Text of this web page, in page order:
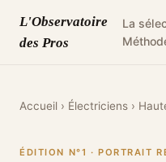
L'Observatoire
des Pros
La
Accueil › Électriciens ›
ÉDITION N°1 · PORTRAIT